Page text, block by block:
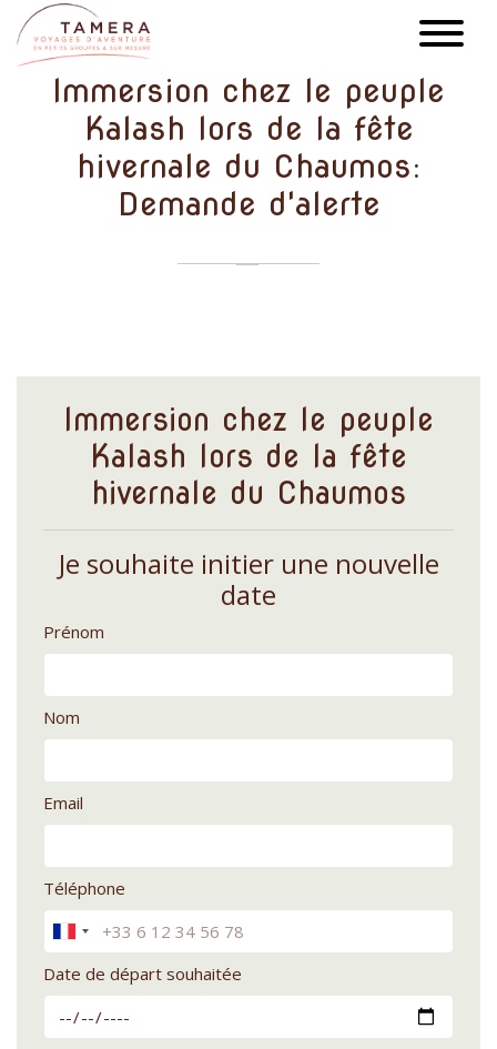
Aller
au
contenu
principalImmersion chez le peuple
Kalash lors de la fête
hivernale du Chaumos:
Demande d'alerte
Immersion chez le peuple
Kalash lors de la fête
hivernale du Chaumos
Je souhaite initier une nouvelle
date
Prénom
Nom
Email
Téléphone
Date de départ souhaitée